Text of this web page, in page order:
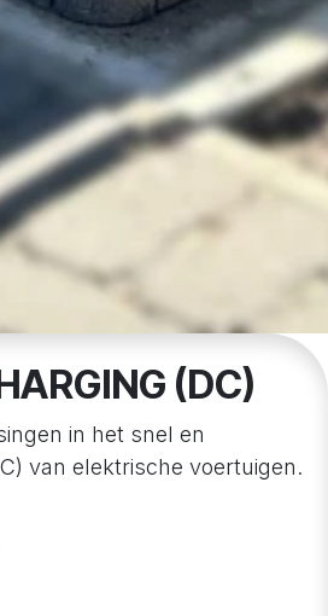
(DC)
in het snel en
van elektrische voertuigen.